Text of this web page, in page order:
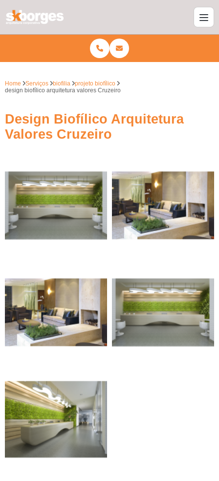
Home Serviços biofilia
projeto biofílico
design biofílico arquitetura valores Cruzeiro
Design Biofílico Arquitetura
Valores Cruzeiro